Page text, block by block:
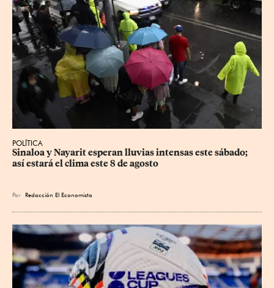
POLÍTICA
Sinaloa y Nayarit esperan lluvias intensas este sábado;
así estará el clima este 8 de agosto
Por Redacción El Economista